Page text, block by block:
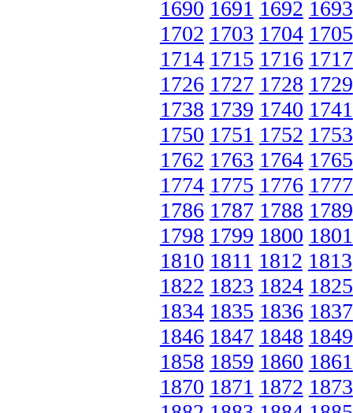
1690 1691 1692 1693
1702 1703 1704 1705
1714 1715 1716 1717
1726 1727 1728 1729
1738 1739 1740 1741
1750 1751 1752 1753
1762 1763 1764 1765
1774 1775 1776 1777
1786 1787 1788 1789
1798 1799 1800 1801
1810 1811 1812 1813
1822 1823 1824 1825
1834 1835 1836 1837
1846 1847 1848 1849
1858 1859 1860 1861
1870 1871 1872 1873